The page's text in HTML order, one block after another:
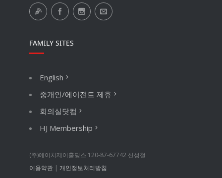
FAMILY SITES
English
중개인/에이전트 제휴
회의실닷컴
HJ Membership
(주)에이치제이홀딩스 120-87-67742 신성철
이용약관 | 개인정보처리방침